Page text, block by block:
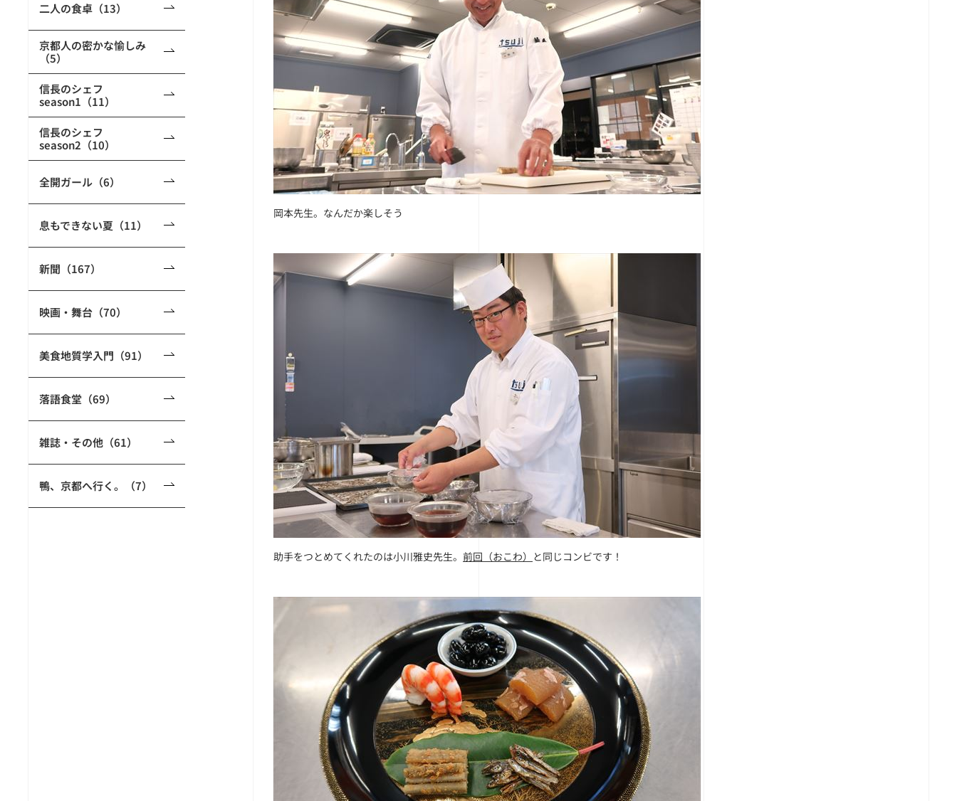
二人の食卓（13）
京都人の密かな愉しみ
（5）
信長のシェフ
season1（11）
信長のシェフ
season2（10）
全開ガール（6）
息もできない夏（11）
新聞（167）
映画・舞台（70）
美食地質学入門（91）
落語食堂（69）
雑誌・その他（61）
鴨、京都へ行く。（7）
岡本先生。なんだか楽しそう
助手をつとめてくれたのは小川雅史先生。 前回（おこわ） と同じコンビです！